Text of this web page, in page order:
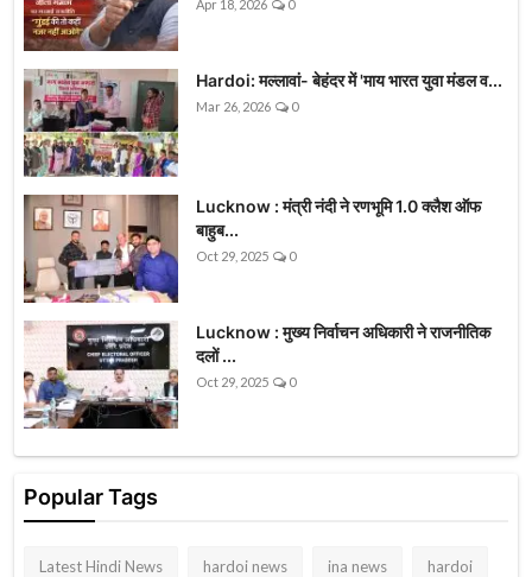
Apr 18, 2026 0
Hardoi: मल्लावां- बेहंदर में 'माय भारत युवा मंडल व...
Mar 26, 2026 0
Lucknow : मंत्री नंदी ने रणभूमि 1.0 क्लैश ऑफ
बाहुब...
Oct 29, 2025 0
Lucknow : मुख्य निर्वाचन अधिकारी ने राजनीतिक
दलों ...
Oct 29, 2025 0
Popular Tags
Latest Hindi News hardoi news ina news hardoi